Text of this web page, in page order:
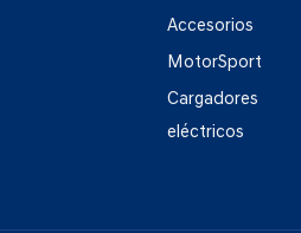
Accesorios
MotorSport
Cargadores
eléctricos